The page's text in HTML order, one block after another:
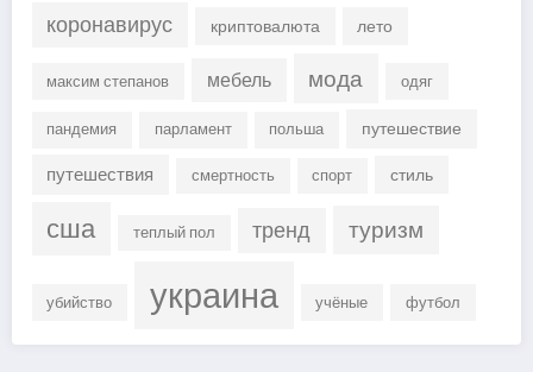
коронавирус криптовалюта лето
максим степанов мебель мода одяг
пандемия парламент польша путешествие
путешествия смертность спорт стиль
сша теплый пол тренд туризм
убийство украина учёные футбол